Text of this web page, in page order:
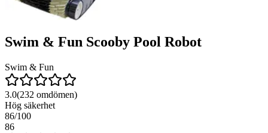
Swim & Fun Scooby Pool Robot
Swim & Fun
3.0(232 omdömen)
Hög säkerhet
86/100
86